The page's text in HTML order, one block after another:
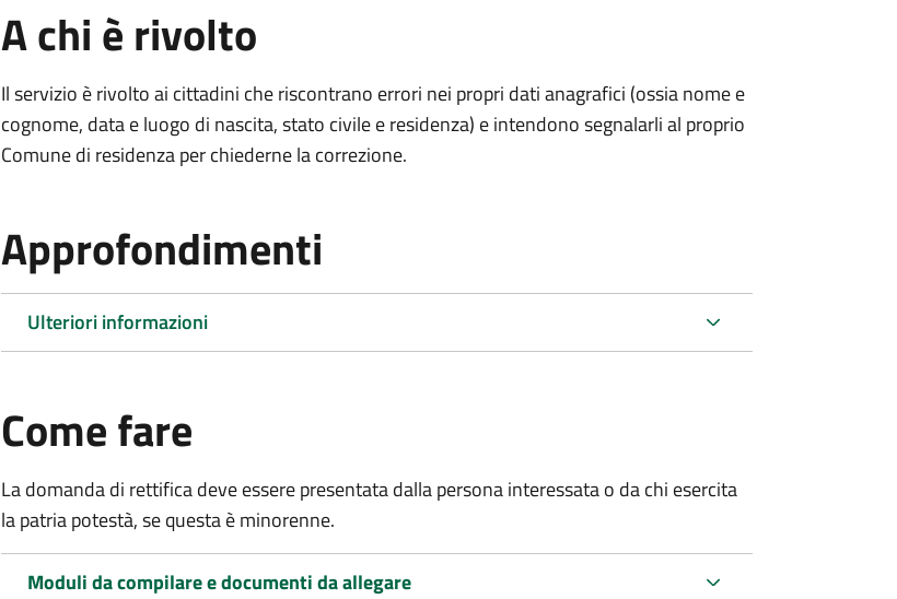
A chi è rivolto
Il servizio è rivolto ai cittadini che riscontrano errori nei propri dati anagrafici (ossia nome e
cognome, data e luogo di nascita, stato civile e residenza) e intendono segnalarli al proprio
Comune di residenza per chiederne la correzione.
Approfondimenti
Ulteriori informazioni
Come fare
La domanda di rettifica deve essere presentata dalla persona interessata o da chi esercita
la patria potestà, se questa è minorenne.
Moduli da compilare e documenti da allegare